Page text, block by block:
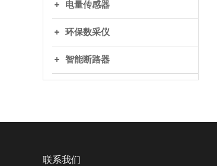
电量传感器
环保数采仪
智能断路器
联系我们